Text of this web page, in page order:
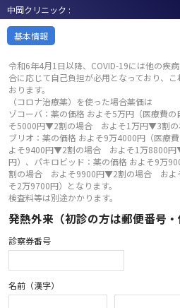
中岡クリニック :
基本情報
令和6年4月1日以降、COVID-19には他の疾
合に応じて自己負担が必用となっており、
おります。
（コロナ治療薬）を使った場合薬価は
ゾコーバ：薬の価格 およそ5万円（医療費
そ5000円▼2割の場合 およそ1万円▼3割
ブリオ：薬の価格 およそ9万4000円（医
よそ9400円▼2割の場合 およそ1万8800
円）、パキロビッド：薬の価格 およそ9万
割の場合 およそ9900円▼2割の場合 お
そ2万9700円）となります。
検査料等は別途かかります。
発熱外来（初診の方は郵便番号・
診察券番号
名前（漢字）